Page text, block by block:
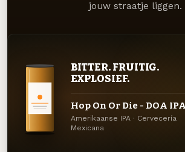
jouw straatje liggen.
BITTER. FRUITIG.
EXPLOSIEF.
Hop On Or Die - DOA IPA
Amerikaanse IPA · Cervecería
Mexicana